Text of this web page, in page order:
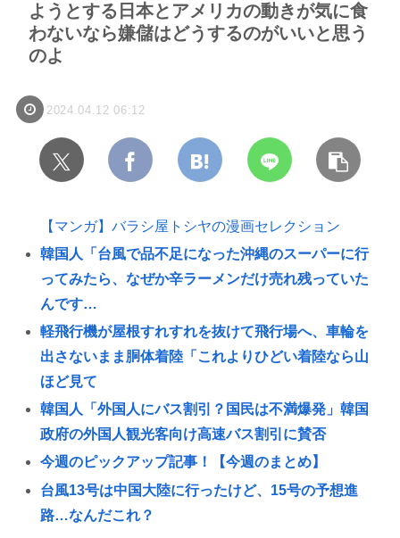
ようとする日本とアメリカの動きが気に食
わないなら嫌儲はどうするのがいいと思う
のよ
2024.04.12 06:12
【マンガ】バラシ屋トシヤの漫画セレクション
韓国人「台風で品不足になった沖縄のスーパーに行
ってみたら、なぜか辛ラーメンだけ売れ残っていた
んです…
軽飛行機が屋根すれすれを抜けて飛行場へ、車輪を
出さないまま胴体着陸「これよりひどい着陸なら山
ほど見て
韓国人「外国人にバス割引？国民は不満爆発」韓国
政府の外国人観光客向け高速バス割引に賛否
今週のピックアップ記事！【今週のまとめ】
台風13号は中国大陸に行ったけど、15号の予想進
路…なんだこれ？